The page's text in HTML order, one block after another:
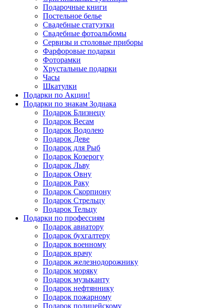
Подарочные книги
Постельное белье
Свадебные статуэтки
Свадебные фотоальбомы
Сервизы и столовые приборы
Фарфоровые подарки
Фоторамки
Хрустальные подарки
Часы
Шкатулки
Подарки по Акции!
Подарки по знакам Зодиака
Подарок Близнецу
Подарок Весам
Подарок Водолею
Подарок Деве
Подарок для Рыб
Подарок Козерогу
Подарок Льву
Подарок Овну
Подарок Раку
Подарок Скорпиону
Подарок Стрельцу
Подарок Тельцу
Подарки по профессиям
Подарок авиатору
Подарок бухгалтеру
Подарок военному
Подарок врачу
Подарок железнодорожнику
Подарок моряку
Подарок музыканту
Подарок нефтяннику
Подарок пожарному
Подарок полицейскому